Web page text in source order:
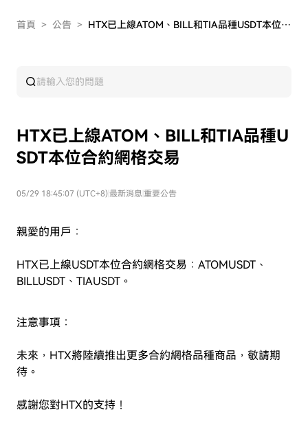
首頁 > 公告 > HTX已上線ATOM、BILL和TIA品種USDT本位合約網格交易
HTX已上線ATOM、BILL和TIA品種U
SDT本位合約網格交易
05/29 18:45:07 (UTC+8)最新消息重要公告
親愛的用戶：
HTX已上線USDT本位合約網格交易：ATOMUSDT、
BILLUSDT、TIAUSDT。
注意事項：
未來，HTX將陸續推出更多合約網格品種商品，敬請期
待。
感謝您對HTX的支持！